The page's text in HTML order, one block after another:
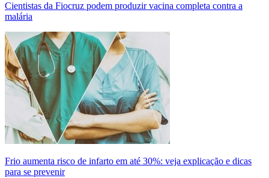
Cientistas da Fiocruz podem produzir vacina completa contra a
malária
Frio aumenta risco de infarto em até 30%: veja explicação e dicas
para se prevenir